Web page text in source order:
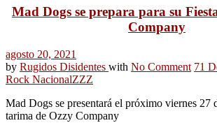
Mad Dogs se prepara para su
Company
agosto 20, 2021
by Rugidos Disidentes with No Comment 71
Rock NacionalZZZ
Mad Dogs se presentará el próximo viernes 27
tarima de Ozzy Company